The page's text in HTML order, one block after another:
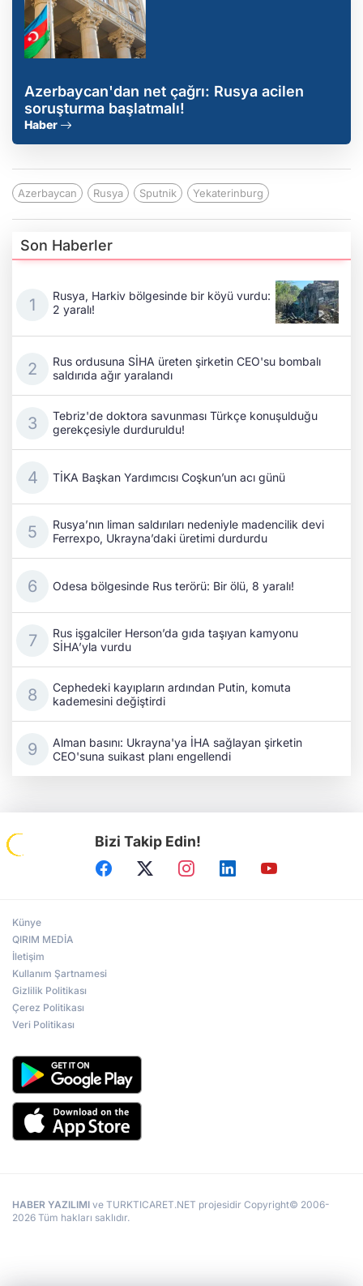
Azerbaycan'dan net çağrı: Rusya acilen
soruşturma başlatmalı!
Haber
Azerbaycan Rusya Sputnik Yekaterinburg
Son Haberler
Rusya, Harkiv bölgesinde bir köyü vurdu:
2 yaralı!
Rus ordusuna SİHA üreten şirketin CEO'su bombalı
saldırıda ağır yaralandı
Tebriz'de doktora savunması Türkçe konuşulduğu
gerekçesiyle durduruldu!
TİKA Başkan Yardımcısı Coşkun’un acı günü
Rusya’nın liman saldırıları nedeniyle madencilik devi
Ferrexpo, Ukrayna’daki üretimi durdurdu
Odesa bölgesinde Rus terörü: Bir ölü, 8 yaralı!
Rus işgalciler Herson’da gıda taşıyan kamyonu
SİHA’yla vurdu
Cephedeki kayıpların ardından Putin, komuta
kademesini değiştirdi
Alman basını: Ukrayna'ya İHA sağlayan şirketin
CEO'suna suikast planı engellendi
Bizi Takip Edin!
Künye
QIRIM MEDİA
İletişim
Kullanım Şartnamesi
Gizlilik Politikası
Çerez Politikası
Veri Politikası
HABER YAZILIMI ve TURKTICARET.NET projesidir Copyright© 2006-
2026 Tüm hakları saklıdır.